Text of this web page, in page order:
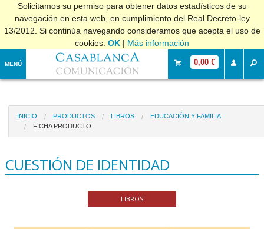
Solicitamos su permiso para obtener datos estadísticos de su
navegación en esta web, en cumplimiento del Real Decreto-ley
13/2012. Si continúa navegando consideramos que acepta el uso de
cookies. OK | Más información
MENÚ 0,00 €
INICIO PRODUCTOS LIBROS
EDUCACIÓN Y FAMILIA
FICHA PRODUCTO
CUESTIÓN DE IDENTIDAD
LIBROS